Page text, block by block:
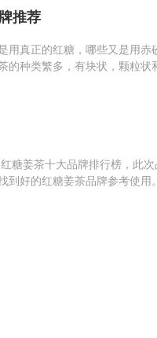
推荐
用真正的红糖，哪些又是用赤
的种类繁多，有块状，颗粒
糖姜茶十大品牌排行榜，此
好的红糖姜茶品牌参考使用。